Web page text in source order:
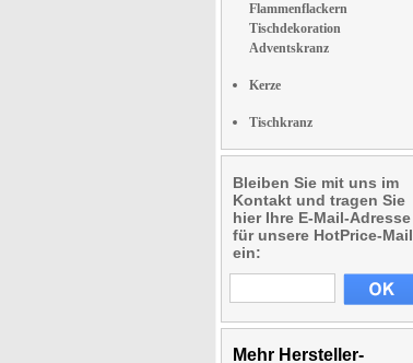
Flammenflackern
Tischdekoration
Adventskranz
Kerze
Tischkranz
Bleiben Sie mit uns im
Kontakt und tragen Sie
hier Ihre E-Mail-Adresse
für unsere HotPrice-Mail
ein:
Mehr Hersteller-